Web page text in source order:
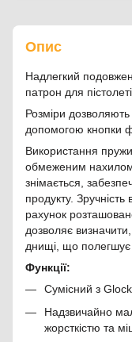
Опис
Надлегкий
патрон для
Розміри
допомогою кнопки
Використання
обмеженим нахилом
знімається,
продукту.
рахунок
дозволяє
днищі, що полегшує
Функції:
Сумісний з
Надзвичайно
жорсткістю та